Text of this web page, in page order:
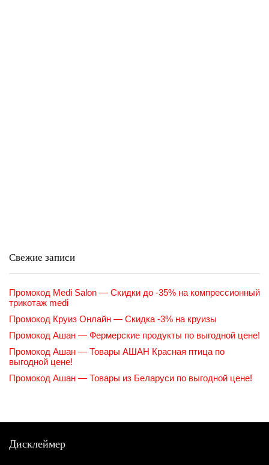
Свежие записи
Промокод Medi Salon — Скидки до -35% на компрессионный
трикотаж medi
Промокод Круиз Онлайн — Скидка -3% на круизы
Промокод Ашан — Фермерские продукты по выгодной цене!
Промокод Ашан — Товары АШАН Красная птица по
выгодной цене!
Промокод Ашан — Товары из Беларуси по выгодной цене!
Дисклеймер